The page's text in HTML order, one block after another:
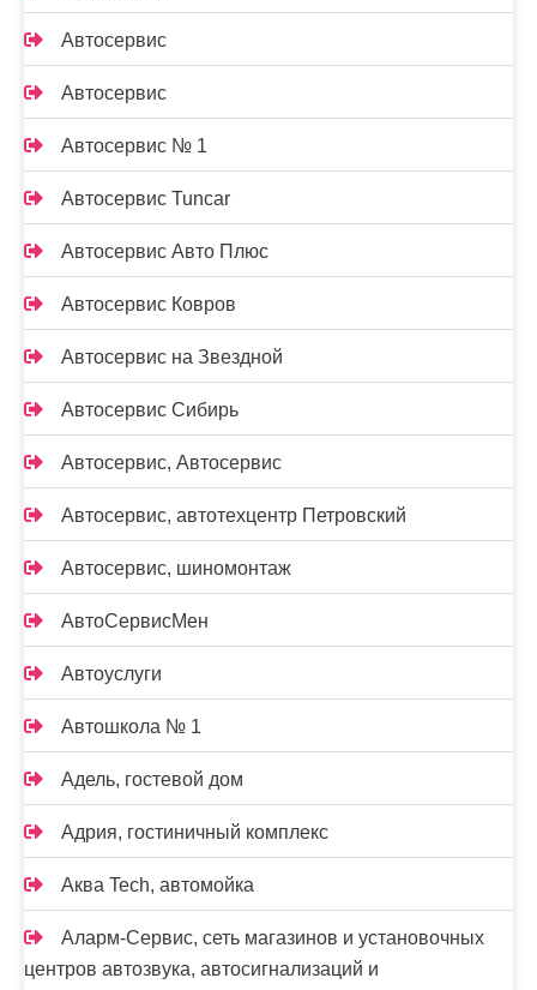
Автосервис
Автосервис
Автосервис № 1
Автосервис Tuncar
Автосервис Авто Плюс
Автосервис Ковров
Автосервис на Звездной
Автосервис Сибирь
Автосервис, Автосервис
Автосервис, автотехцентр Петровский
Автосервис, шиномонтаж
АвтоСервисМен
Автоуслуги
Автошкола № 1
Адель, гостевой дом
Адрия, гостиничный комплекс
Аква Tech, автомойка
Аларм-Сервис, сеть магазинов и установочных
центров автозвука, автосигнализаций и